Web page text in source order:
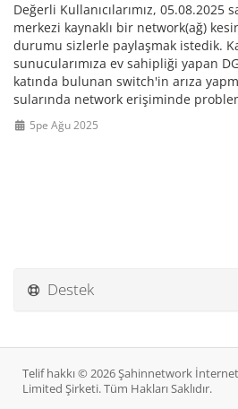
Değerli Kullanıcılarımız, 05.08.2025
merkezi kaynaklı bir network(ağ)
durumu sizlerle paylaşmak istedik.
sunucularımıza ev sahipliği yapan
katında bulunan switch'in arıza
sularında network erişiminde
5pe Ağu 2025
Destek
Telif hakkı © 2026 Şahinnetwork
Limited Şirketi. Tüm Hakları Saklıdır.